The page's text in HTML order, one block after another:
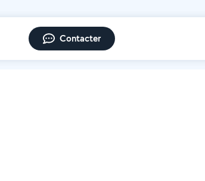
Contacter